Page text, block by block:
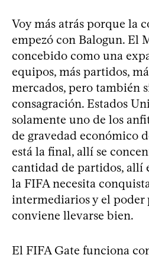
Voy más atrás porque la
empezó con Balogun. El
concebido como una
equipos, más partidos,
mercados, pero también
consagración. Estados
solamente uno de los
de gravedad económico
está la final, allí se
cantidad de partidos, allí
la FIFA necesita
intermediarios y el
conviene llevarse bien.
El FIFA Gate funciona